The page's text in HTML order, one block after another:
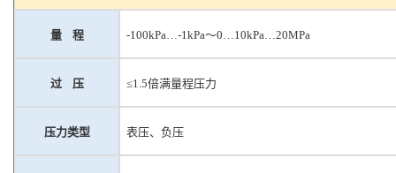
量 程 -100kPa…-1kPa～0…10kPa…20MPa
过 压 ≤1.5倍满量程压力
压力类型 表压、负压